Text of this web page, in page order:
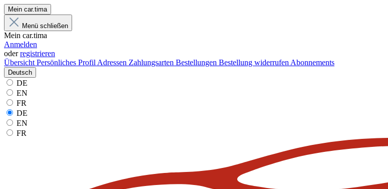
Mein car.tima
Menü schließen
Mein car.tima
Anmelden
oderregistrieren
Übersicht Persönliches Profil Adressen Zahlungsarten Bestellungen Bestellung widerrufen Abonnements
Deutsch
DE
EN
FR
DE
EN
FR